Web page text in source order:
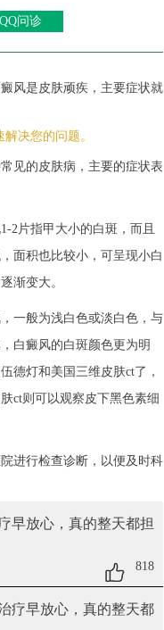
QQ问诊
风是皮肤顽疾，主要症状就
决您的问题。
见的皮肤病，主要的症状表
2片指甲大小的白斑，而且
面积也比较小，可呈现小白
渐变大。
一般为浅白色或淡白色，与
白癜风的白斑颜色更为明
德灯和美国三维皮肤ct了，
ct则可以观察皮下黑色素细
进行检查诊断，以便及时科
早放心，真的整天都担
818
疗早放心，真的整天都